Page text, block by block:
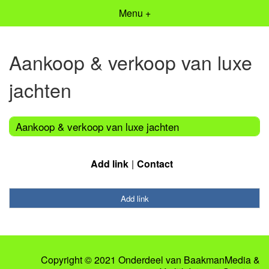
Menu +
Aankoop & verkoop van luxe
jachten
Aankoop & verkoop van luxe jachten
Add link Contact
Add link
Copyright © 2021 Onderdeel van BaakmanMedia&